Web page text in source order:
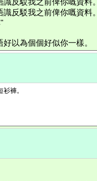
反駁我之前俾你嘅資料。
反駁我之前俾你嘅資料。
以為個個好似你一樣。
褲。